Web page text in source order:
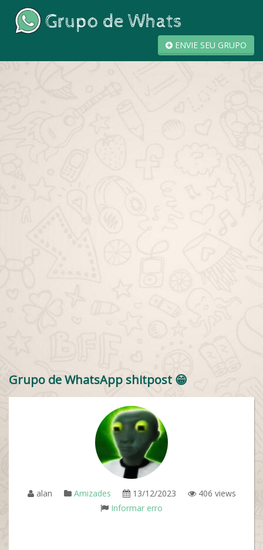
ENVIE SEU GRUPO
Grupo de WhatsApp shitpost 😁
alan Amizades 13/12/2023
406 views
Informar erro